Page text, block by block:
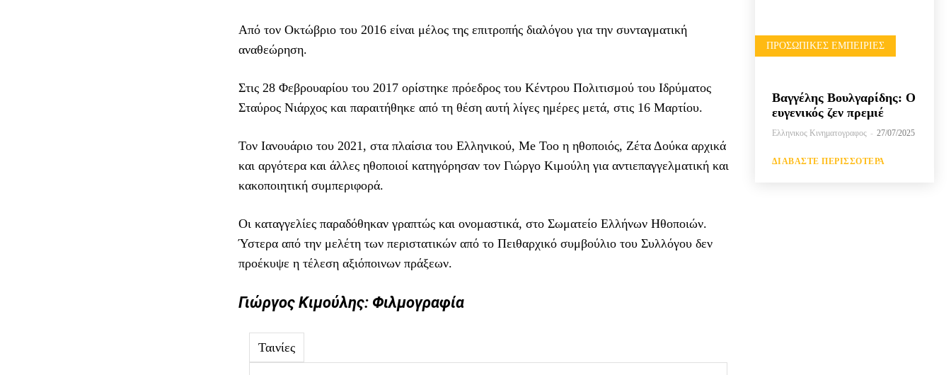
Από τον Οκτώβριο του 2016 είναι μέλος της επιτροπής διαλόγου για την συνταγματική
αναθεώρηση.
Στις 28 Φεβρουαρίου του 2017 ορίστηκε πρόεδρος του Κέντρου Πολιτισμού του Ιδρύματος
Σταύρος Νιάρχος και παραιτήθηκε από τη θέση αυτή λίγες ημέρες μετά, στις 16 Μαρτίου.
Τον Ιανουάριο του 2021, στα πλαίσια του Ελληνικού, Me Too η ηθοποιός, Ζέτα Δούκα αρχικά
και αργότερα και άλλες ηθοποιοί κατηγόρησαν τον Γιώργο Κιμούλη για αντιεπαγγελματική και
κακοποιητική συμπεριφορά.
Οι καταγγελίες παραδόθηκαν γραπτώς και ονομαστικά, στο Σωματείο Ελλήνων Ηθοποιών.
Ύστερα από την μελέτη των περιστατικών από το Πειθαρχικό συμβούλιο του Συλλόγου δεν
προέκυψε η τέλεση αξιόποινων πράξεων.
Γιώργος Κιμούλης: Φιλμογραφία
Ταινίες
ΠΡΟΣΩΠΙΚΈΣ ΕΜΠΕΙΡΊΕΣ
Βαγγέλης Βουλγαρίδης: Ο
ευγενικός ζεν πρεμιέ
Ελληνικος Κινηματογραφος - 27/07/2025
ΔΙΑΒΆΣΤΕ ΠΕΡΙΣΣΌΤΕΡΑ